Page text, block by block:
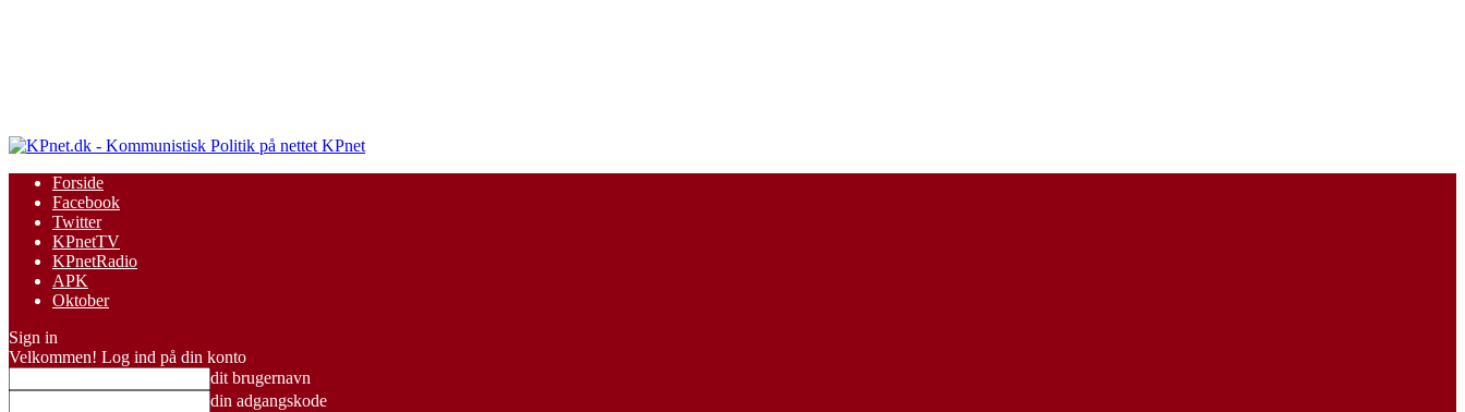
KPnet
Forside
Facebook
Twitter
KPnetTV
KPnetRadio
APK
Oktober
Sign in
Velkommen! Log ind på din konto
dit brugernavn
din adgangskode